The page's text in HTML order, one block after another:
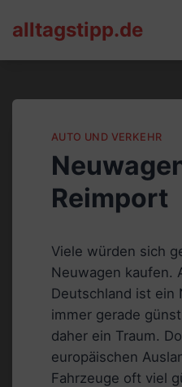
alltagstipp.de
AUTO UND VERKEHR
Reimport
Viele würden sich
Neuwagen kaufen.
Deutschland ist ein
immer gerade
daher ein Traum.
europäischen
Fahrzeuge oft viel